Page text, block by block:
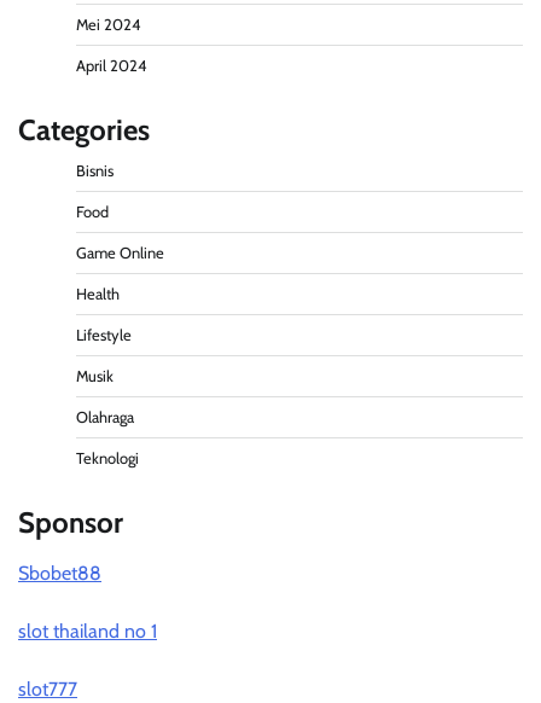
Mei 2024
April 2024
Categories
Bisnis
Food
Game Online
Health
Lifestyle
Musik
Olahraga
Teknologi
Sponsor
Sbobet88
slot thailand no 1
slot777